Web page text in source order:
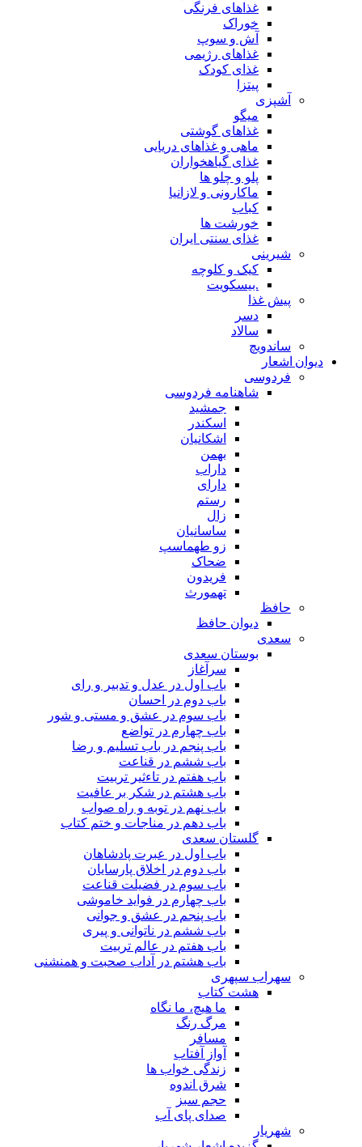
غذاهای فرنگی
خوراک
آش و سوپ
غذاهای رژیمی
غذای کودک
پیتزا
آشپزی
میگو
غذاهای گوشتی
ماهی و غذاهای دریایی
غذای گیاهخواران
پلو و چلو ها
ماکارونی و لازانیا
کباب
خورشت ها
غذای سنتی ایران
شیرینی
کیک و کلوچه
.بیسکویت
پیش غذا
دسر
سالاد
ساندویچ
دیوان اشعار
فردوسی
شاهنامه فردوسی
جمشید
اسکندر
اشکانیان
بهمن
داراب
دارای
رستم
زال
ساسانیان
زو طهماسپ‏
ضحاک
فریدون
تهمورث
حافظ
دیوان حافظ
سعدی
بوستان سعدی
سرآغاز
باب اول در عدل و تدبیر و رای
باب دوم در احسان
باب سوم در عشق و مستی و شور
باب چهارم در تواضع
باب پنجم در باب تسلیم و رضا
باب ششم در قناعت
باب هفتم در تاءثیر تربیت
باب هشتم در شکر بر عافیت
باب نهم در توبه و راه صواب
باب دهم در مناجات و ختم کتاب
گلستان سعدی
باب اول در عبرت پادشاهان
باب دوم در اخلاق پارسایان
باب سوم در فضیلت قناعت
باب چهارم در فواید خاموشى
باب پنجم در عشق و جوانى
باب ششم در ناتوانى و پیرى
باب هفتم در عالم تربیت
باب هشتم در آداب صحبت و همنشنى
سهراب سپهری
هشت کتاب
ما هیچ، ما نگاه
مرگ رنگ
مسافر
آواز آفتاب
زندگی خواب ها
شرق اندوه
حجم سبز
صدای پای آب
شهریار